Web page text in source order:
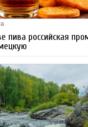
пива российская